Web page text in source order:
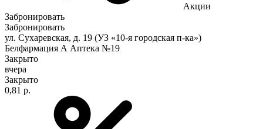
Акции
Забронировать
Забронировать
ул. Сухаревская, д. 19 (УЗ «10-я городская п-ка»)
Белфармация А Аптека №19
Закрыто
вчера
Закрыто
0,81 р.